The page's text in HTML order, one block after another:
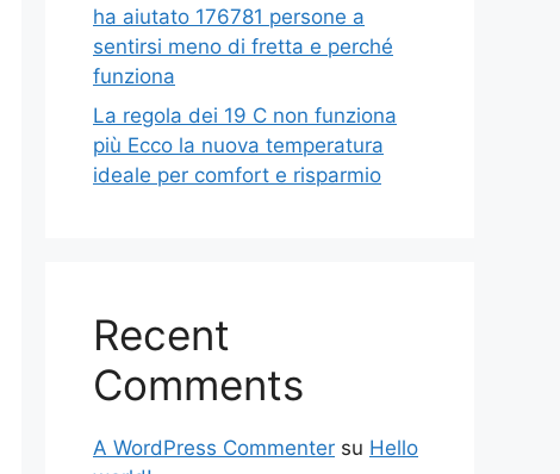
ha aiutato 176781 persone a
sentirsi meno di fretta e perché
funziona
La regola dei 19 C non funziona
più Ecco la nuova temperatura
ideale per comfort e risparmio
Recent
Comments
A WordPress Commenter su Hello